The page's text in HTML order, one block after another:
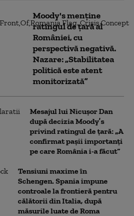
Moody's menține
ratingul de țară al
României, cu
perspectivă negativă.
Nazare: „Stabilitatea
politică este atent
monitorizată”
Mesajul lui Nicușor Dan
după decizia Moody’s
privind ratingul de țară: „A
confirmat pașii importanți
pe care România i-a făcut”
Tensiuni maxime în
Schengen. Spania impune
controale la frontieră pentru
călătorii din Italia, după
măsurile luate de Roma